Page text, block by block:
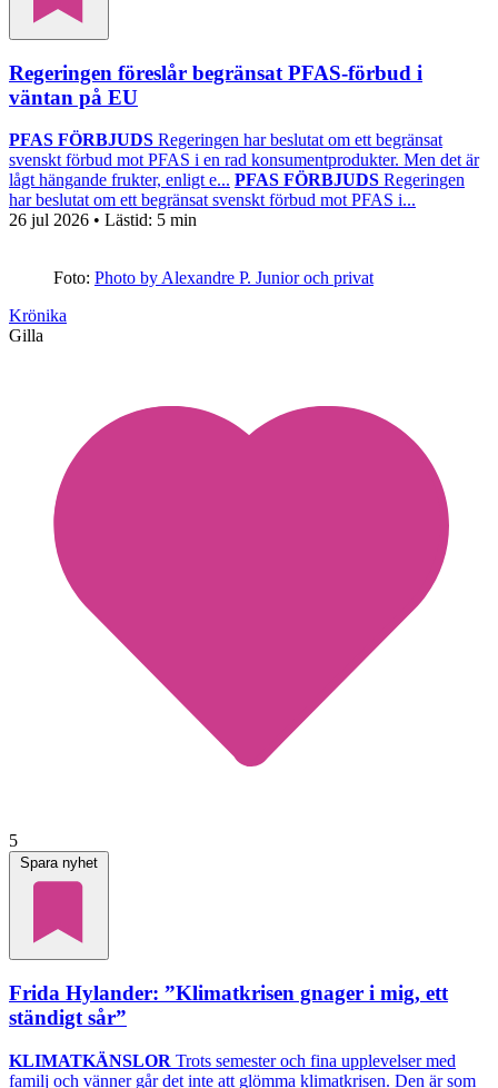
Regeringen föreslår begränsat PFAS-förbud i
väntan på EU
PFAS FÖRBJUDS Regeringen har beslutat om ett begränsat
svenskt förbud mot PFAS i en rad konsumentprodukter. Men det är
lågt hängande frukter, enligt e... PFAS FÖRBJUDS Regeringen
har beslutat om ett begränsat svenskt förbud mot PFAS i...
26 jul 2026 • Lästid: 5 min
Foto: Photo by Alexandre P. Junior och privat
Krönika
Gilla
5
Spara nyhet
Frida Hylander: ”Klimatkrisen gnager i mig, ett
ständigt sår”
KLIMATKÄNSLOR Trots semester och fina upplevelser med
familj och vänner går det inte att glömma klimatkrisen. Den är som